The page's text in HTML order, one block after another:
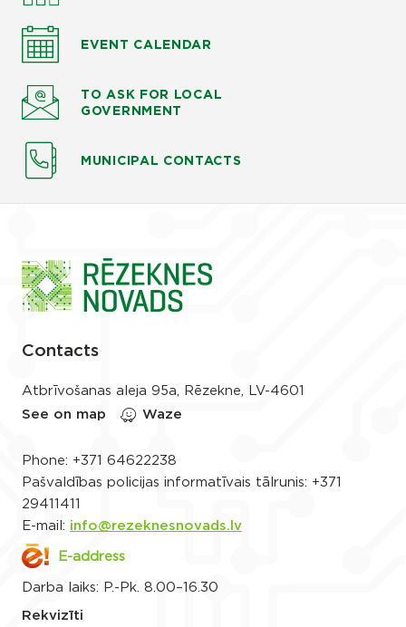
EVENT CALENDAR
TO ASK FOR LOCAL
GOVERNMENT
MUNICIPAL CONTACTS
Contacts
Atbrīvošanas aleja 95a, Rēzekne, LV-4601
See on map
Waze
Phone: +371 64622238
Pašvaldības policijas informatīvais tālrunis: +371
29411411
E-mail: info@rezeknesnovads.lv
E-address
Darba laiks: P.-Pk. 8.00–16.30
Rekvizīti